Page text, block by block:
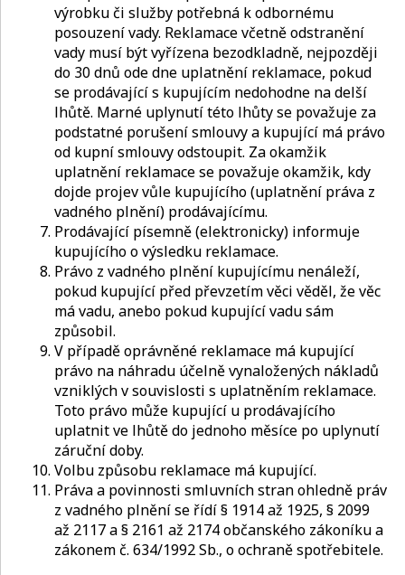
výrobku či služby potřebná k odbornému
posouzení vady. Reklamace včetně odstranění
vady musí být vyřízena bezodkladně, nejpozději
do 30 dnů ode dne uplatnění reklamace, pokud
se prodávající s kupujícím nedohodne na delší
lhůtě. Marné uplynutí této lhůty se považuje za
podstatné porušení smlouvy a kupující má právo
od kupní smlouvy odstoupit. Za okamžik
uplatnění reklamace se považuje okamžik, kdy
dojde projev vůle kupujícího (uplatnění práva z
vadného plnění) prodávajícímu.
Prodávající písemně (elektronicky) informuje
kupujícího o výsledku reklamace.
Právo z vadného plnění kupujícímu nenáleží,
pokud kupující před převzetím věci věděl, že věc
má vadu, anebo pokud kupující vadu sám
způsobil.
V případě oprávněné reklamace má kupující
právo na náhradu účelně vynaložených nákladů
vzniklých v souvislosti s uplatněním reklamace.
Toto právo může kupující u prodávajícího
uplatnit ve lhůtě do jednoho měsíce po uplynutí
záruční doby.
Volbu způsobu reklamace má kupující.
Práva a povinnosti smluvních stran ohledně práv
z vadného plnění se řídí § 1914 až 1925, § 2099
až 2117 a § 2161 až 2174 občanského zákoníku a
zákonem č. 634/1992 Sb., o ochraně spotřebitele.